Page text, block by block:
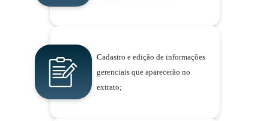
Cadastro e edição de informações
gerenciais que aparecerão no
extrato;